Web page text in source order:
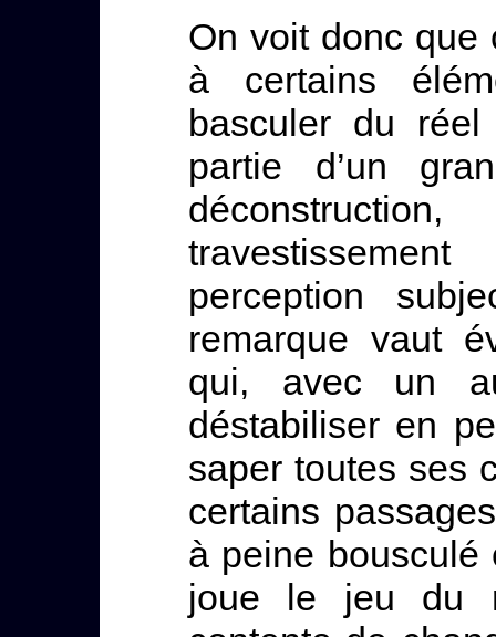
On voit donc que
à certains
basculer du
partie d’un
perception
remarque vaut
qui, avec un
déstabiliser en
saper toutes ses
certains
à peine bousculé
joue le jeu du